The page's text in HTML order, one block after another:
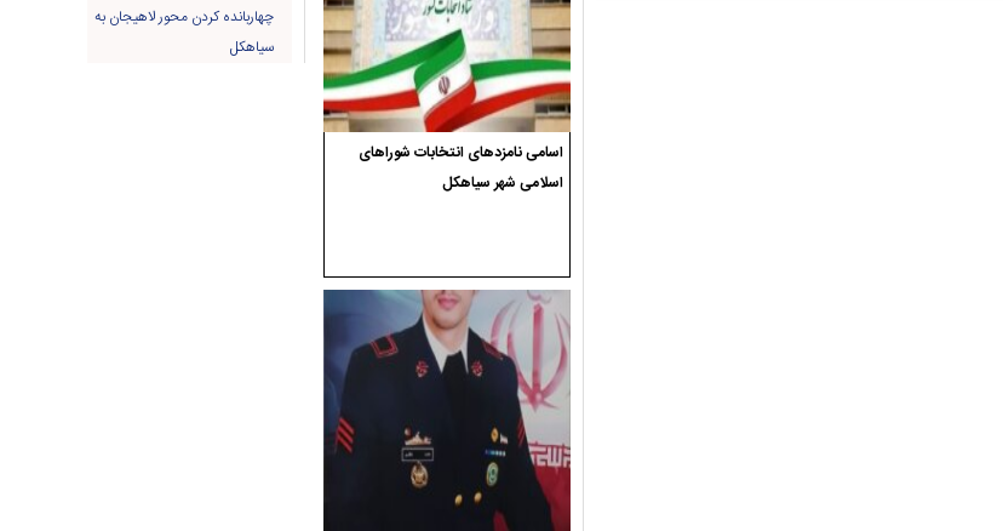
اسامی نامزدهای انتخابات شوراهای
اسلامی شهر سیاهکل
چهاربانده کردن محور لاهیجان به
سیاهکل